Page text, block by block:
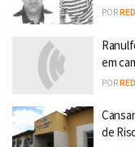
POR
em
POR
de